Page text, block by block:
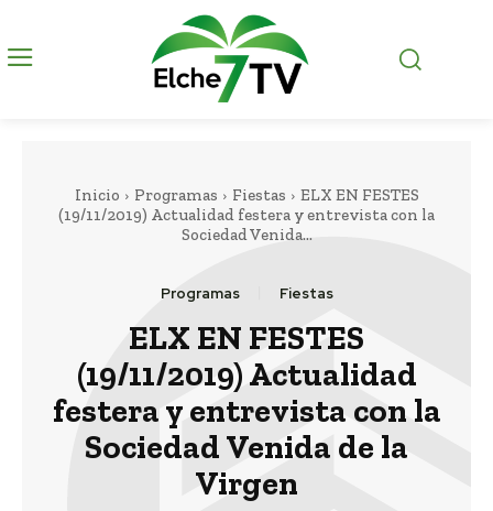
Inicio Programas Fiestas
ELX EN FESTES
(19/11/2019) Actualidad festera y entrevista con la
Sociedad Venida...
Programas Fiestas
ELX EN FESTES
(19/11/2019) Actualidad
festera y entrevista con la
Sociedad Venida de la
Virgen